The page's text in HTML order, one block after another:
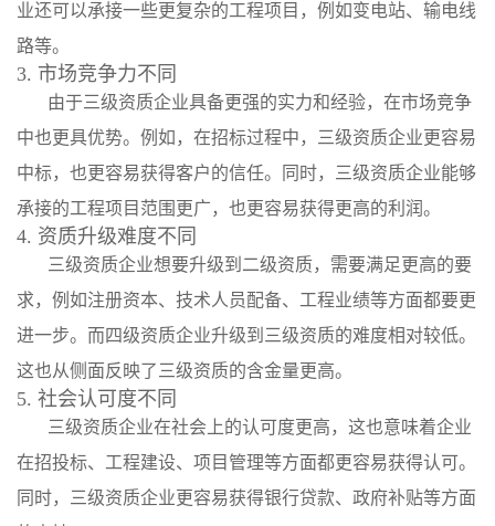
业还可以承接一些更复杂的工程项目，例如变电站、输电线
路等。
3. 市场竞争力不同
由于三级资质企业具备更强的实力和经验，在市场竞争
中也更具优势。例如，在招标过程中，三级资质企业更容易
中标，也更容易获得客户的信任。同时，三级资质企业能够
承接的工程项目范围更广，也更容易获得更高的利润。
4. 资质升级难度不同
三级资质企业想要升级到二级资质，需要满足更高的要
求，例如注册资本、技术人员配备、工程业绩等方面都要更
进一步。而四级资质企业升级到三级资质的难度相对较低。
这也从侧面反映了三级资质的含金量更高。
5. 社会认可度不同
三级资质企业在社会上的认可度更高，这也意味着企业
在招投标、工程建设、项目管理等方面都更容易获得认可。
同时，三级资质企业更容易获得银行贷款、政府补贴等方面